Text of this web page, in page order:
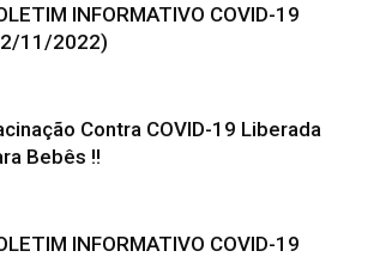
INFORMATIVO COVID-19
11/2022)
Contra COVID-19 Liberada
Bebês !!
INFORMATIVO COVID-19